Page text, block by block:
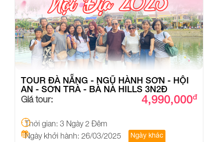
TOUR ĐÀ NẴNG - NGŨ HÀNH SƠN - HỘI
AN - SƠN TRÀ - BÀ NÀ HILLS 3N2Đ
Giá tour: 4,990,000đ
Thời gian: 3 Ngày 2 Đêm
Ngày khởi hành: 26/03/2025
Ngày khác